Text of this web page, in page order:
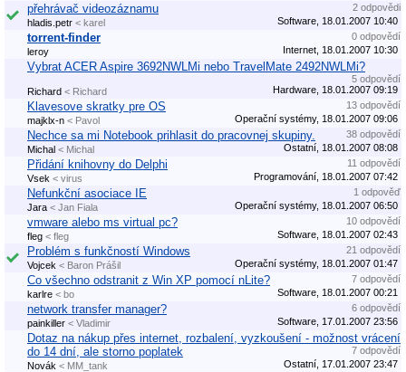
přehrávač videozáznamu
2 odpovědi
hladis.petr < karel Software, 18.01.2007 10:40
torrent-finder
0 odpovědí
leroy
Internet, 18.01.2007 10:30
Vybrat ACER Aspire 3692NWLMi nebo TravelMate 2492NWLMi?
5 odpovědí
Richard < Richard Hardware, 18.01.2007 09:19
Klavesove skratky pre OS
13 odpovědí
majklx-n < Pavol Operační systémy, 18.01.2007 09:06
Nechce sa mi Notebook prihlasit do pracovnej skupiny.
38 odpovědí
Michal < Michal Ostatní, 18.01.2007 08:08
Přidání knihovny do Delphi
11 odpovědí
Vsek < virus Programování, 18.01.2007 07:42
Nefunkční asociace IE
1 odpověď
Jara < Jan Fiala Operační systémy, 18.01.2007 06:50
vmware alebo ms virtual pc?
10 odpovědí
fleg < fleg Software, 18.01.2007 02:43
Problém s funkčností Windows
21 odpovědí
Vojcek < Baron Prášil Operační systémy, 18.01.2007 01:47
Co všechno odstranit z Win XP pomocí nLite?
7 odpovědí
karlre < bo Software, 18.01.2007 00:21
network transfer manager?
6 odpovědí
painkiller < Vladimir Software, 17.01.2007 23:56
Dotaz na nákup přes internet, rozbalení, vyzkoušení - možnost vrácení
do 14 dní, ale storno poplatek
7 odpovědí
Novák < MM_tank Ostatní, 17.01.2007 23:47